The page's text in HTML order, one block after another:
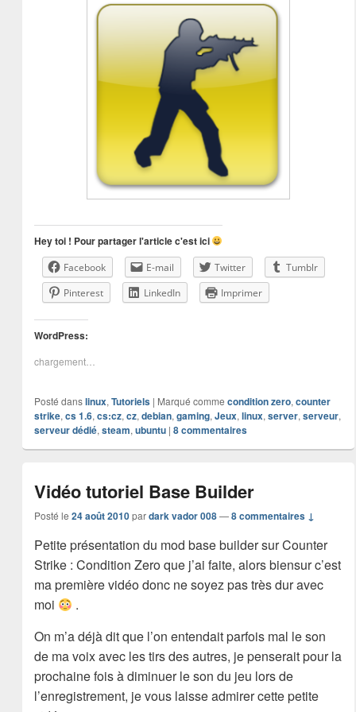
Hey toi ! Pour partager l'article c'est ici
Facebook E-mail Twitter
Tumblr
Pinterest
LinkedIn Imprimer
WordPress:
chargement…
Posté dans linux, Tutoriels | Marqué comme condition zero, counter
strike, cs 1.6, cs:cz, cz, debian, gaming, Jeux, linux, server, serveur,
serveur dédié, steam, ubuntu | 8commentaires
Vidéo tutoriel Base Builder
Posté le 24 août 2010 pardark vador 008 —8 commentaires ↓
Petite présentation du mod base builder sur Counter
Strike : Condition Zero que j’ai faite, alors biensur c’est
ma première vidéo donc ne soyez pas très dur avec
moi
.
On m’a déjà dit que l’on entendait parfois mal le son
de ma voix avec les tirs des autres, je penserait pour la
prochaine fois à diminuer le son du jeu lors de
l’enregistrement, je vous laisse admirer cette petite